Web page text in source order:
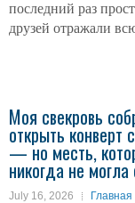
последний раз
друзей отражали
Моя свекровь
открыть конверт
— но месть,
никогда не
July 16, 2026 Главная